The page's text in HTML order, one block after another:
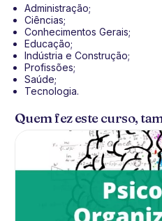
Administração;
Ciências;
Conhecimentos Gerais;
Educação;
Indústria e Construção;
Profissões;
Saúde;
Tecnologia.
Quem fez este curso,